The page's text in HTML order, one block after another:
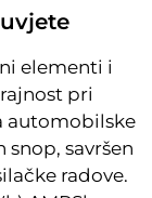
elementi i
pri
automobilske
snop, savršen
radove.